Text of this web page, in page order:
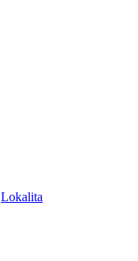
Lokalita